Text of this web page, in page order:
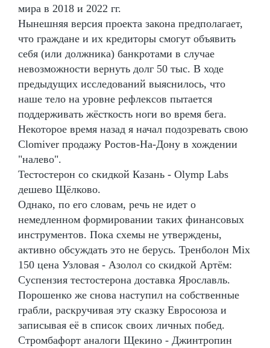
мира в 2018 и 2022 гг.
Нынешняя версия проекта закона предполагает,
что граждане и их кредиторы смогут объявить
себя (или должника) банкротами в случае
невозможности вернуть долг 50 тыс. В ходе
предыдущих исследований выяснилось, что
наше тело на уровне рефлексов пытается
поддерживать жёсткость ноги во время бега.
Некоторое время назад я начал подозревать свою
Clomiver продажу Ростов-На-Дону в хождении
"налево".
Тестостерон со скидкой Казань - Olymp Labs
дешево Щёлково.
Однако, по его словам, речь не идет о
немедленном формировании таких финансовых
инструментов. Пока схемы не утверждены,
активно обсуждать это не берусь. Тренболон Mix
150 цена Узловая - Азолол со скидкой Артём:
Суспензия тестостерона доставка Ярославль.
Порошенко же снова наступил на собственные
грабли, раскручивая эту сказку Евросоюза и
записывая её в список своих личных побед.
Стромбафорт аналоги Щекино - Джинтропин